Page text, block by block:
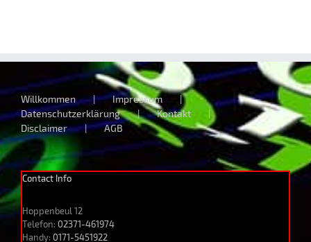
Willkommen
Impressum
Datenschutzerklärung
Kontakt
Disclaimer
AGB
Contact Info
Hoppenbeul 12
Telefon: 02371-461974
Handy: 0171-5451922